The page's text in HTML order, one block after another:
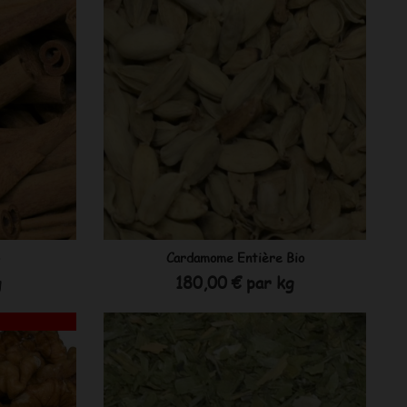
Cardamome Entière Bio
Prix
180,00 € par kg